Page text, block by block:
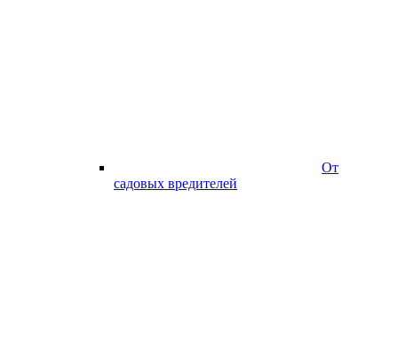
От
садовых вредителей